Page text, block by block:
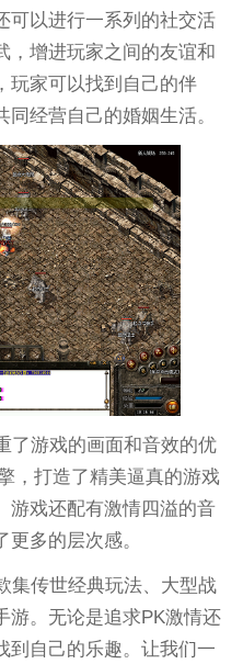
可以进行一系列的社交活
，增进玩家之间的友谊和
玩家可以找到自己的伴
经营自己的婚姻生活。
了游戏的画面和音效的优
，打造了精美逼真的游戏
游戏还配有激情四溢的音
多的层次感。
集传世经典玩法、大型战
游。无论是追求PK激情还
到自己的乐趣。让我们一